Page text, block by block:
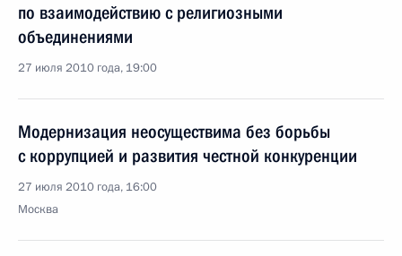
по взаимодействию с религиозными
объединениями
27 июля 2010 года, 19:00
Модернизация неосуществима без борьбы
с коррупцией и развития честной конкуренции
27 июля 2010 года, 16:00
Москва